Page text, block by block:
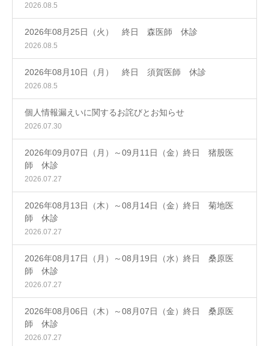
2026.08.5
2026年08月25日（火） 終日 森医師 休診
2026.08.5
2026年08月10日（月） 終日 須賀医師 休診
2026.08.5
個人情報漏えいに関するお詫びとお知らせ
2026.07.30
2026年09月07日（月）～09月11日（金）終日 猪股医
師 休診
2026.07.27
2026年08月13日（木）～08月14日（金）終日 菊地医
師 休診
2026.07.27
2026年08月17日（月）～08月19日（水）終日 桑原医
師 休診
2026.07.27
2026年08月06日（木）～08月07日（金）終日 桑原医
師 休診
2026.07.27